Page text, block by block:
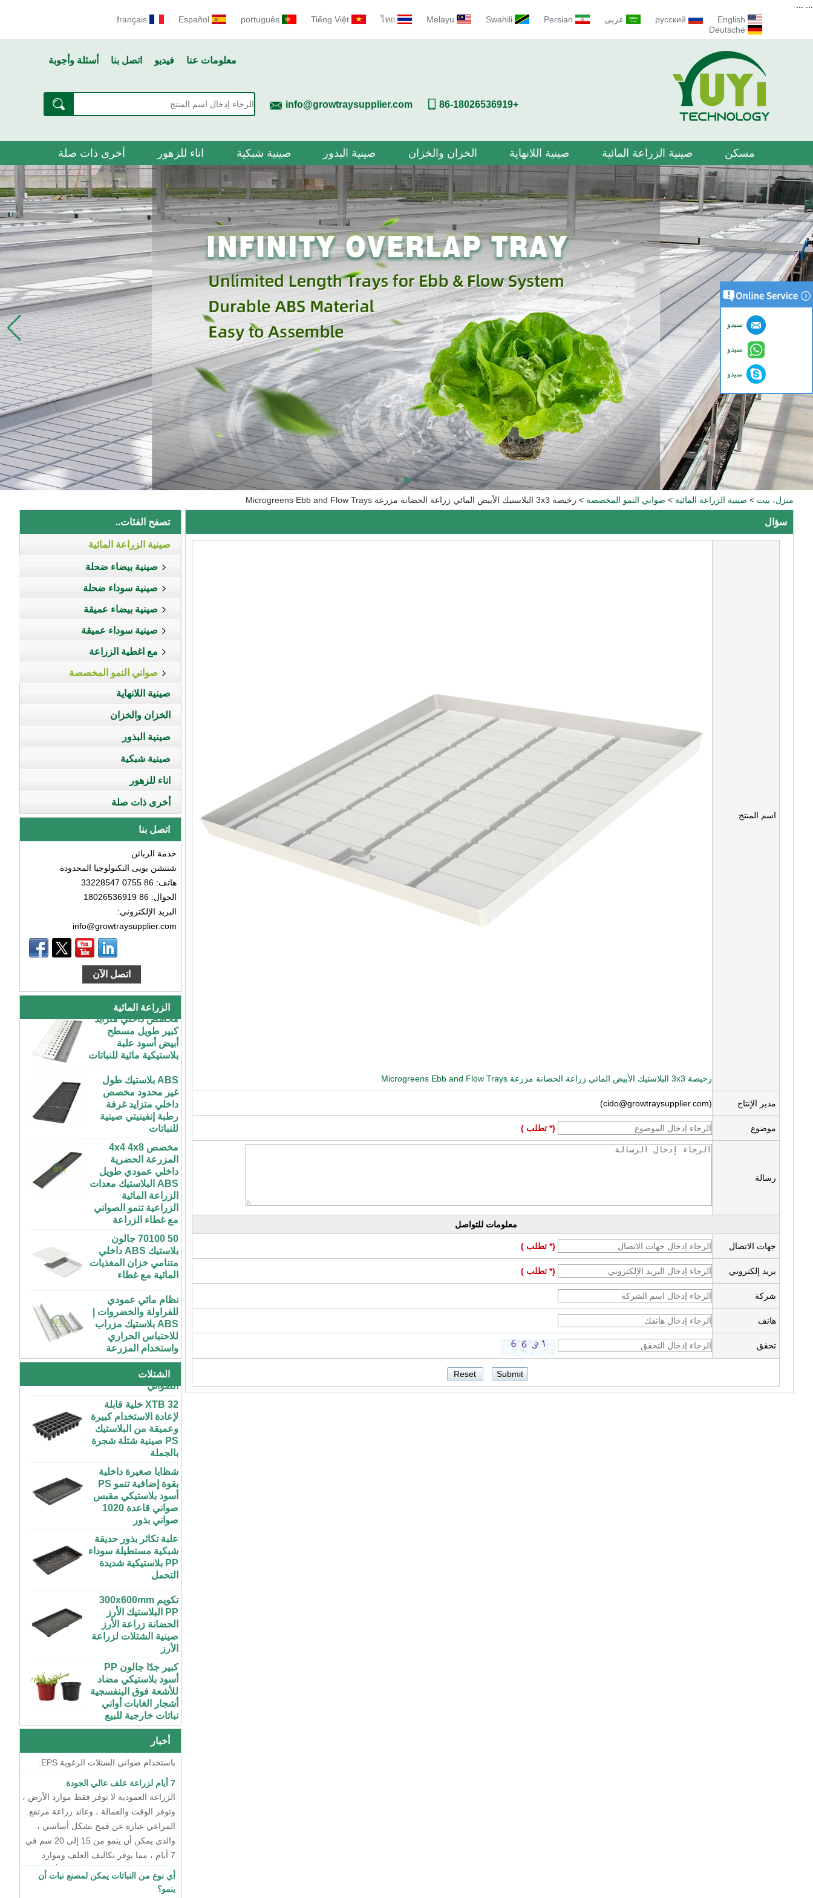
English
русский عربى Persian
Swahili
Melayu
ไทย
Tiếng Việt
português
Español
français
Deutsche
معلومات عنا فيديو اتصل بنا أسئلة وأجوبة
+86-18026536919
info@growtraysupplier.com
مسكن صينية الزراعة المائية صينية اللانهاية الخزان والخزان صينية البذور صينية شبكية اناء للزهور أخرى ذات صلة
منزل، بيت > صينية الزراعة المائية > صواني النمو المخصصة > رخيصة 3x3 البلاستيك الأبيض المائي زراعة الحضانة مزرعة Microgreens Ebb and Flow Trays
تصفح الفئات..
صينية الزراعة المائية
صينية بيضاء ضحلة
صينية سوداء ضحلة
صينية بيضاء عميقة
صينية سوداء عميقة
مع اغطية الزراعة
صواني النمو المخصصة
صينية اللانهاية
الخزان والخزان
صينية البذور
صينية شبكية
اناء للزهور
أخرى ذات صلة
اتصل بنا
خدمة الزبائن
شنتشن يويى التكنولوجيا المحدودة
هاتف: 86 0755 33228547
الجوال: 86 18026536919
البريد الإلكتروني:
info@growtraysupplier.com
اتصل الآن
الزراعة المائية
طاولة زراعة بلاستيكية
كبيرة رخيصة الثمن
داخلية وخارجية 3x6
4x4 4x6 4x8 للبيع
مخصص داخلي متزايد
كبير طويل مسطح
أبيض أسود علبة
بلاستيكية مائية للنباتات
غير محدود مخصص
داخلي متزايد غرفة
رطبة إنفينيتي صينية
للنباتات
المزرعة الحضرية
داخلي عمودي طويل
ABS البلاستيك معدات
الزراعة المائية
الزراعية تنمو الصواني
مع غطاء الزراعة
50 70100 جالون
بلاستيك ABS داخلي
متنامي خزان المغذيات
المائية مع غطاء
للفراولة والخضروات |
ABS بلاستيك مزراب
للاحتباس الحراري
واستخدام المزرعة
طاولة زراعة بلاستيكية
كبيرة رخيصة الثمن
4x4 4x6 4x8 للبيع
مخصص داخلي متزايد
كبير طويل مسطح
أبيض أسود علبة
بلاستيكية مائية للنباتات
ABS بلاستيك طول
غير محدود مخصص
داخلي متزايد غرفة
رطبة إنفينيتي صينية
للنباتات
مخصص 4x4 4x8
المزرعة الحضرية
داخلي عمودي طويل
ABS البلاستيك معدات
الزراعة المائية
الزراعية تنمو الصواني
مع غطاء الزراعة
50 70100 جالون
بلاستيك ABS داخلي
متنامي خزان المغذيات
المائية مع غطاء
نظام مائي عمودي
للفراولة والخضروات |
ABS بلاستيك مزراب
للاحتباس الحراري
واستخدام المزرعة
الشتلات
72 خلية رخيصة
الطماطم القرنبيط
الاسكواش الباذنجان
الأسود PS الشتلات
البلاستيكية داخلي بدء
الصواني
XTB 32 خلية قابلة
لإعادة الاستخدام كبيرة
وعميقة من البلاستيك
PS صينية شتلة شجرة
بالجملة
شظايا صغيرة داخلية
بقوة إضافية تنمو PS
أسود بلاستيكي مقبس
صواني قاعدة 1020
صواني بذور
علبة تكاثر بذور حديقة
شبكية مستطيلة سوداء
PP بلاستيكية شديدة
التحمل
PP البلاستيك الأرز
الحضانة زراعة الأرز
صينية الشتلات لزراعة
الأرز
أسود بلاستيكي مضاد
للأشعة فوق البنفسجية
أشجار الغابات أواني
نباتات خارجية للبيع
72 خلية رخيصة
الطماطم القرنبيط
الاسكواش الباذنجان
الأسود PS الشتلات
البلاستيكية داخلي بدء
الصواني
XTB 32 خلية قابلة
لإعادة الاستخدام كبيرة
وعميقة من البلاستيك
PS صينية شتلة شجرة
بالجملة
شظايا صغيرة داخلية
بقوة إضافية تنمو PS
أسود بلاستيكي مقبس
أخبار
طريقتان لتربية الشتلات
في الوقت الحاضر ، هناك طريقتان رئيسيتان
لتربية الشتلات ، أحدهما هو تربية الشتلات
الجافة باستخدام صواني الشتلات البلاستيكية
، والآخر هو تربية الشتلات المائية العائمة
باستخدام صواني الشتلات الرغوية EPS.
7 أيام لزراعة علف عالي الجودة
الزراعة العمودية لا توفر فقط موارد الأرض ،
وتوفر الوقت والعمالة ، وعائد زراعة مرتفع.
المراعي عبارة عن قمح بشكل أساسي ،
والذي يمكن أن ينمو من 15 إلى 20 سم في
7 أيام ، مما يوفر تكاليف العلف وموارد
المياه. تكلفة إنتاج هذا المالتغراس أقل من
سنت واحد لكل كيلوغرام.
أي نوع من النباتات يمكن لمصنع نبات أن
ينمو؟
ربما يجيب معظم الناس على الخضار الورقية
سؤال
اسم المنتج
رخيصة 3x3 البلاستيك الأبيض المائي زراعة الحضانة مزرعة Microgreens Ebb and Flow Trays
مدير الإنتاج (cido@growtraysupplier.com)
موضوع (* تطلب )
رسالة
معلومات للتواصل
جهات الاتصال (* تطلب )
بريد إلكتروني (* تطلب )
شركة
هاتف
تحقق
سيدو
سيدو
سيدو